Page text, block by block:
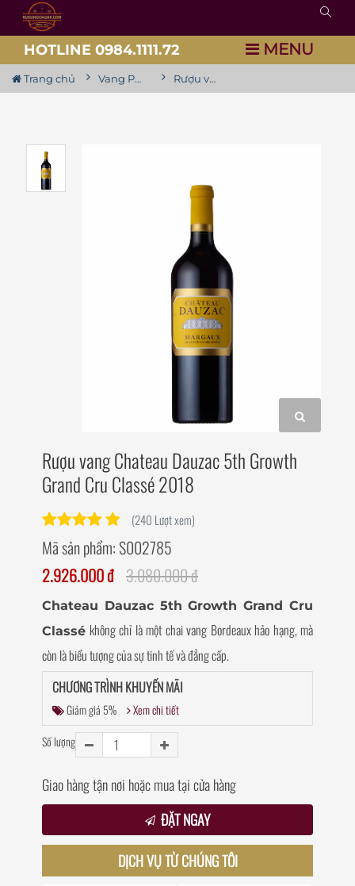
HOTLINE 0984.1111.72 MENU
Trang chủ Vang Pháp Rượu vang Chateau Dauzac 5th Growth Grand Cru Classé 2018
Rượu vang Chateau Dauzac 5th Growth
Grand Cru Classé 2018
(240 Lượt xem)
Mã sản phẩm: S002785
2.926.000 đ 3.080.000 đ
Chateau Dauzac 5th Growth Grand Cru
Classé không chỉ là một chai vang Bordeaux hảo hạng, mà
còn là biểu tượng của sự tinh tế và đẳng cấp.
CHƯƠNG TRÌNH KHUYẾN MÃI
Giảm giá 5%
Xem chi tiết
Số lượng
Giao hàng tận nơi hoặc mua tại cửa hàng
ĐẶT NGAY
DỊCH VỤ TỪ CHÚNG TÔI